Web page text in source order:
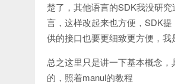
楚了，其他语言的SDK我没研
言，这样改起来也方便，SDK提
供的接口也要更细致更方便，我
总之这里只是讲一下基本概念
的，照着manul的教程